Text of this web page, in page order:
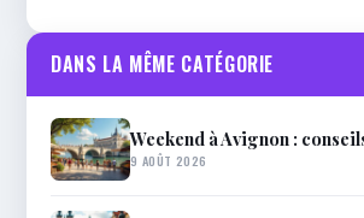
DANS LA MÊME CATÉGORIE
Weekend à Avignon :
9 AOÛT 2026